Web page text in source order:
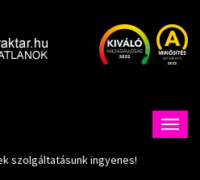
szolgáltatásunk ingyenes!